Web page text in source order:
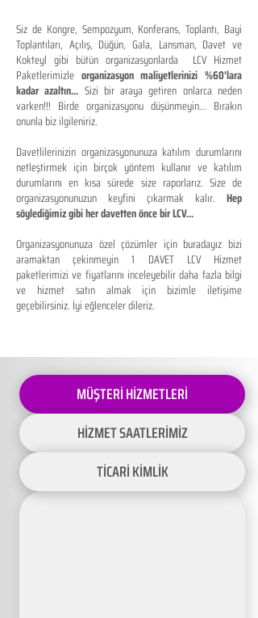
Siz de Kongre, Sempozyum, Konferans, Toplantı, Bayi
Toplantıları, Açılış, Düğün, Gala, Lansman, Davet ve
Kokteyl gibi bütün organizasyonlarda LCV Hizmet
Paketlerimizle organizasyon maliyetlerinizi %60'lara
kadar azaltın... Sizi bir araya getiren onlarca neden
varken!!! Birde organizasyonu düşünmeyin... Bırakın
onunla biz ilgileniriz.
Davetlilerinizin organizasyonunuza katılım durumlarını
netleştirmek için birçok yöntem kullanır ve katılım
durumlarını en kısa sürede size raporlarız. Size de
organizasyonunuzun keyfini çıkarmak kalır. Hep
söylediğimiz gibi her davetten önce bir LCV...
Organizasyonunuza özel çözümler için buradayız bizi
aramaktan çekinmeyin 1 DAVET LCV Hizmet
paketlerimizi ve fiyatlarını inceleyebilir daha fazla bilgi
ve hizmet satın almak için bizimle iletişime
geçebilirsiniz. İyi eğlenceler dileriz.
MÜŞTERİ HİZMETLERİ
HİZMET SAATLERİMİZ
TİCARİ KİMLİK